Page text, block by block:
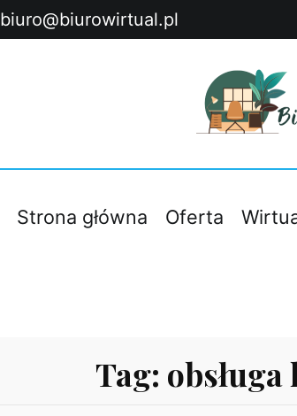
biuro@biurowirtual.pl
Strona główna Oferta
Tag: